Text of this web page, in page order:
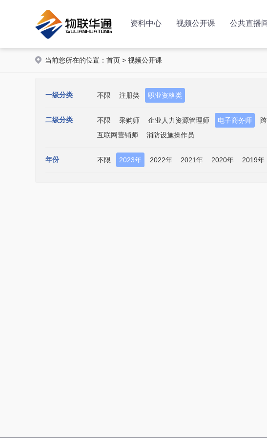
资料中心 视频公开课 公共直播
当前您所在的位置： 首页 > 视频公开课
一级分类 不限 注册类 职业资格类
二级分类 不限 采购师 企业人力资源管理师 电子商务师
互联网营销师
消防设施操作员
年份 不限 2023年 2022年 2021年 2020年 2019年